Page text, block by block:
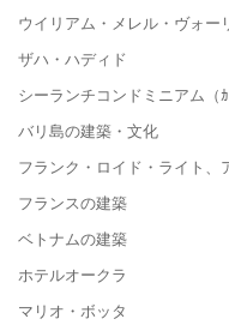
ウイリアム・メレル・ヴォー
ザハ・ハディド
シーランチコンドミニアム（
バリ島の建築・文化
フランク・ロイド・ライト
フランスの建築
ベトナムの建築
ホテルオークラ
マリオ・ボッタ